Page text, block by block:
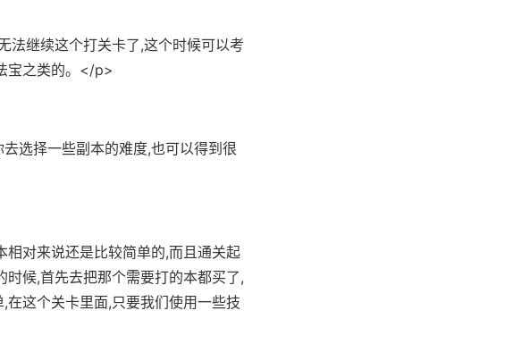
法继续这个打关卡了,这个时候可以考
宝之类的。</p>
选择一些副本的难度,也可以得到很
对来说还是比较简单的,而且通关起
候,首先去把那个需要打的本都买了,
这个关卡里面,只要我们使用一些技